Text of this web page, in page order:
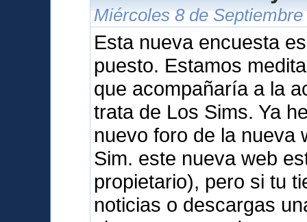
Miércoles 8 de
Esta nueva encuesta
puesto. Estamos
que acompañaría a la
trata de Los Sims. Ya
nuevo foro de la nueva
Sim. este nueva web
propietario), pero si tu
noticias o descargas